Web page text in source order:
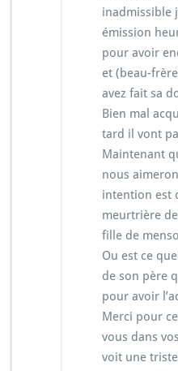
inadmissible
émission
pour avoir
et (beau-
avez fait sa
Bien mal
tard il vont
Maintenant
nous
intention est
meurtrière
fille de
Ou est ce
de son père
pour avoir
Merci pour
vous dans
voit une